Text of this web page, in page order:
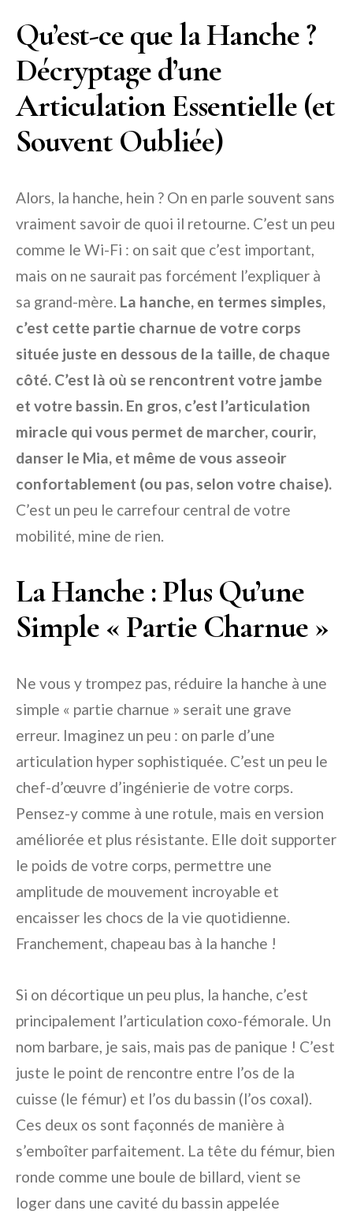
Qu’est-ce que la Hanche ?
Décryptage d’une
Articulation Essentielle (et
Souvent Oubliée)
Alors, la hanche, hein ? On en parle souvent sans
vraiment savoir de quoi il retourne. C’est un peu
comme le Wi-Fi : on sait que c’est important,
mais on ne saurait pas forcément l’expliquer à
sa grand-mère. La hanche, en termes simples,
c’est cette partie charnue de votre corps
située juste en dessous de la taille, de chaque
côté. C’est là où se rencontrent votre jambe
et votre bassin. En gros, c’est l’articulation
miracle qui vous permet de marcher, courir,
danser le Mia, et même de vous asseoir
confortablement (ou pas, selon votre chaise).
C’est un peu le carrefour central de votre
mobilité, mine de rien.
La Hanche : Plus Qu’une
Simple « Partie Charnue »
Ne vous y trompez pas, réduire la hanche à une
simple « partie charnue » serait une grave
erreur. Imaginez un peu : on parle d’une
articulation hyper sophistiquée. C’est un peu le
chef-d’œuvre d’ingénierie de votre corps.
Pensez-y comme à une rotule, mais en version
améliorée et plus résistante. Elle doit supporter
le poids de votre corps, permettre une
amplitude de mouvement incroyable et
encaisser les chocs de la vie quotidienne.
Franchement, chapeau bas à la hanche !
Si on décortique un peu plus, la hanche, c’est
principalement l’articulation coxo-fémorale. Un
nom barbare, je sais, mais pas de panique ! C’est
juste le point de rencontre entre l’os de la
cuisse (le fémur) et l’os du bassin (l’os coxal).
Ces deux os sont façonnés de manière à
s’emboîter parfaitement. La tête du fémur, bien
ronde comme une boule de billard, vient se
loger dans une cavité du bassin appelée